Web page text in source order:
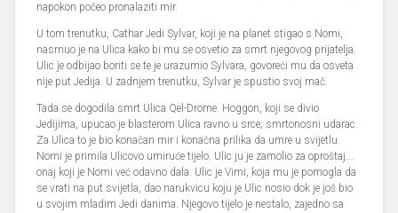
napokon počeo pronalaziti mir.
U tom trenutku, Cathar Jedi Sylvar, koji je na planet stigao s Nomi,
nasrnuo je na Ulica kako bi mu se osvetio za smrt njegovog prijatelja.
Ulic je odbijao boriti se te je urazumio Sylvara, govoreći mu da osveta
nije put Jedija. U zadnjem trenutku, Sylvar je spustio svoj mač.
Tada se dogodila smrt Ulica Qel-Drome. Hoggon, koji se divio
Jedijima, upucao je blasterom Ulica ravno u srce; smrtonosni udarac.
Za Ulica to je bio konačan mir i konačna prilika da umre u svijetlu.
Nomi je primila Ulicovo umiruće tijelo. Ulic ju je zamolio za oproštaj...
onaj koji je Nomi već odavno dala. Ulic je Vimi, koja mu je pomogla da
se vrati na put svijetla, dao narukvicu koju je Ulic nosio dok je još bio
u svojim mladim Jedi danima. Njegovo tijelo je nestalo, zajedno sa